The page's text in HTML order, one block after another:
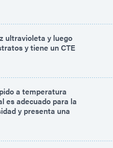
ultravioleta y luego
y tiene un CTE
a temperatura
es adecuado para la
y presenta una